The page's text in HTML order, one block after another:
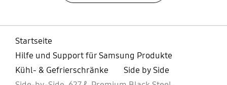
Startseite
Hilfe und Support für Samsung Produkte
Kühl- & Gefrierschränke
Side by Side